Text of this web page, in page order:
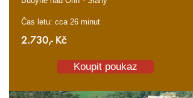
Čas letu: cca 26 minut
2.730,- Kč
Koupit poukaz